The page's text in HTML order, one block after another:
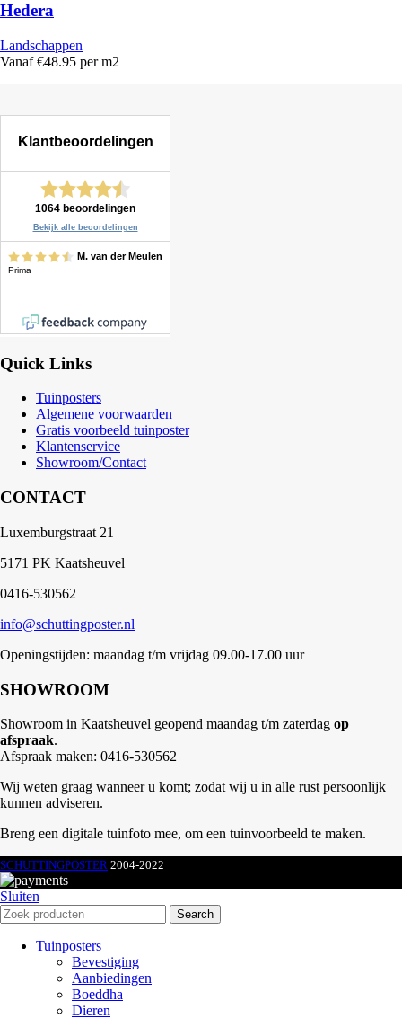
Hedera
Landschappen
Vanaf €48.95 per m2
Quick Links
Tuinposters
Algemene voorwaarden
Gratis voorbeeld tuinposter
Klantenservice
Showroom/Contact
CONTACT
Luxemburgstraat 21
5171 PK Kaatsheuvel
0416-530562
info@schuttingposter.nl
Openingstijden: maandag t/m vrijdag 09.00-17.00 uur
SHOWROOM
Showroom in Kaatsheuvel geopend maandag t/m zaterdag op
afspraak.
Afspraak maken: 0416-530562
Wij weten graag wanneer u komt; zodat wij u in alle rust persoonlijk
kunnen adviseren.
Breng een digitale tuinfoto mee, om een tuinvoorbeeld te maken.
SCHUTTINGPOSTER 2004-2022
Sluiten
Search
Tuinposters
Bevestiging
Aanbiedingen
Boeddha
Dieren